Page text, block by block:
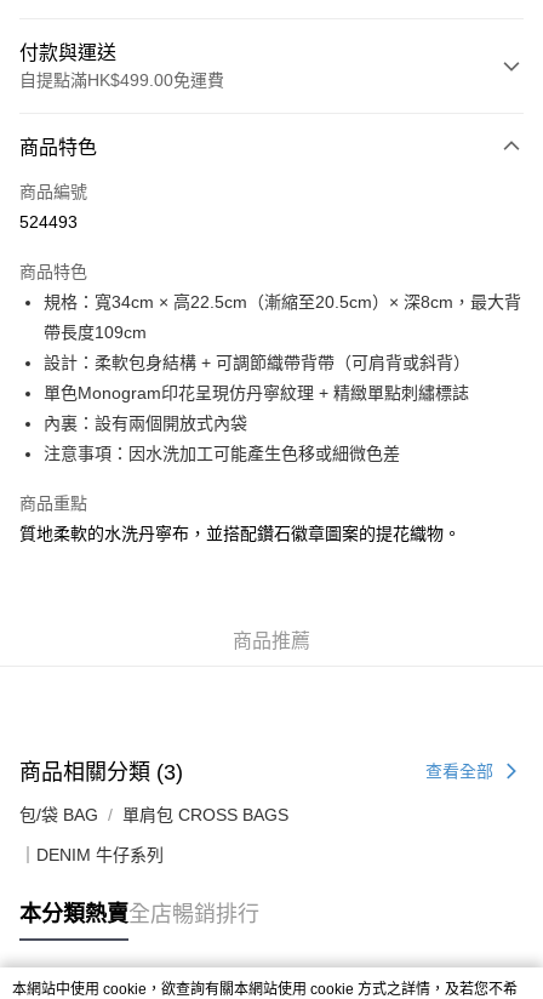
付款與運送
自提點滿HK$499.00免運費
信用卡
Apple Pay
AlipayHK
WeChat Pay
送貨方式
付款後順豐合作便利店
每筆HK$50.00，滿HK$499.00或以上免運費
商品特色
商品編號
524493
商品特色
規格：寬34cm × 高22.5cm（漸縮至20.5cm）× 深8cm，最大背
帶長度109cm
設計：柔軟包身結構 + 可調節織帶背帶（可肩背或斜背）
單色Monogram印花呈現仿丹寧紋理 + 精緻單點刺繡標誌
內裏：設有兩個開放式內袋
注意事項：因水洗加工可能產生色移或細微色差
商品重點
質地柔軟的水洗丹寧布，並搭配鑽石徽章圖案的提花織物。
商品推薦
商品相關分類 (3) 查看全部
包/袋 BAG 單肩包 CROSS BAGS
｜DENIM 牛仔系列
本分類熱賣全店暢銷排行
本網站中使用 cookie，欲查詢有關本網站使用 cookie 方式之詳情，及若您不希